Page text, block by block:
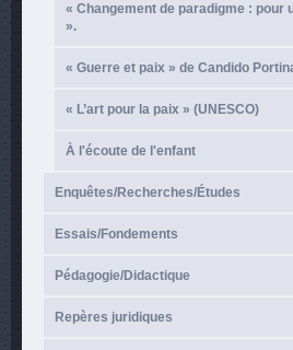
« Changement de paradigme : pour
».
« Guerre et paix » de Candido
« L’art pour la paix » (UNESCO)
À l'écoute de l'enfant
Enquêtes/Recherches/Études
Essais/Fondements
Pédagogie/Didactique
Repères juridiques